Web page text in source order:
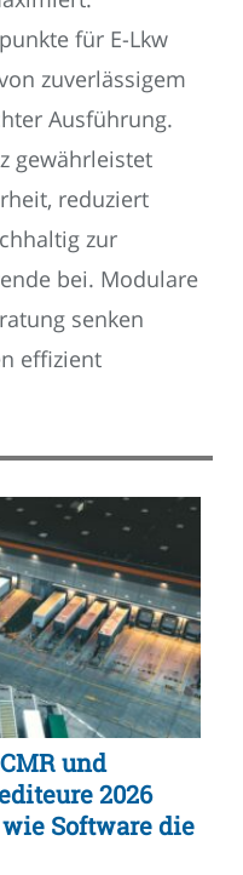
für E-Lkw
zuverlässigem
Ausführung.
gewährleistet
reduziert
zur
bei. Modulare
senken
effizient
und
2026
Software die